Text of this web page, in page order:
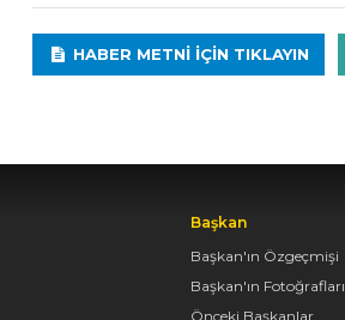
HABER METNI IÇIN TIKLAYIN
Başkan
Başkan'ın Özgeçmişi
Başkan'ın Fotoğrafları
Önceki Başkanlar